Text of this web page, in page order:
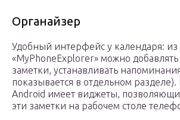
Органайзер
Удобный интерфейс у календаря: из
«MyPhoneExplorer» можно
заметки, устанавливать
показывается в отдельном
Android имеет виджеты,
эти заметки на рабочем столе